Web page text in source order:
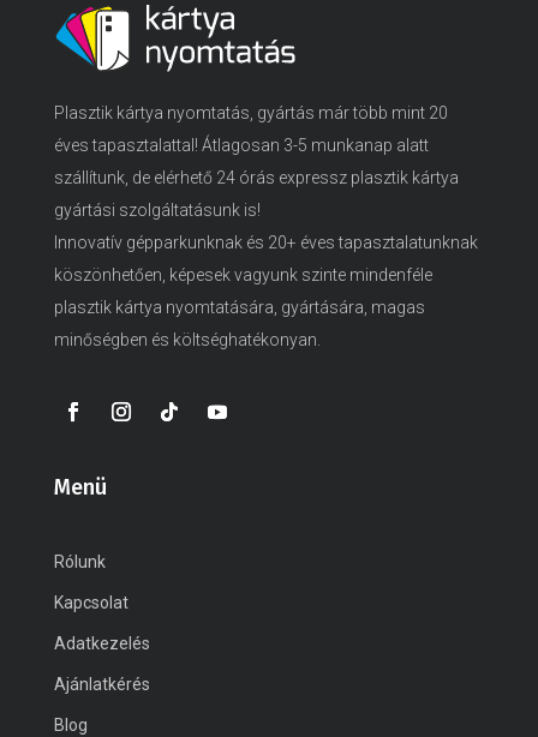
Plasztik kártya nyomtatás, gyártás már több mint 20
éves tapasztalattal! Átlagosan 3-5 munkanap alatt
szállítunk, de elérhető 24 órás expressz plasztik kártya
gyártási szolgáltatásunk is!
Innovatív gépparkunknak és 20+ éves tapasztalatunknak
köszönhetően, képesek vagyunk szinte mindenféle
plasztik kártya nyomtatására, gyártására, magas
minőségben és költséghatékonyan.
Menü
Rólunk
Kapcsolat
Adatkezelés
Ajánlatkérés
Blog